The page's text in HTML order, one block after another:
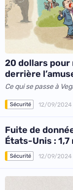
20 dollars pour
derrière
Ce qui se passe à
Sécurité 12/09/2024
Fuite de
États-Unis :
Sécurité 12/09/2024